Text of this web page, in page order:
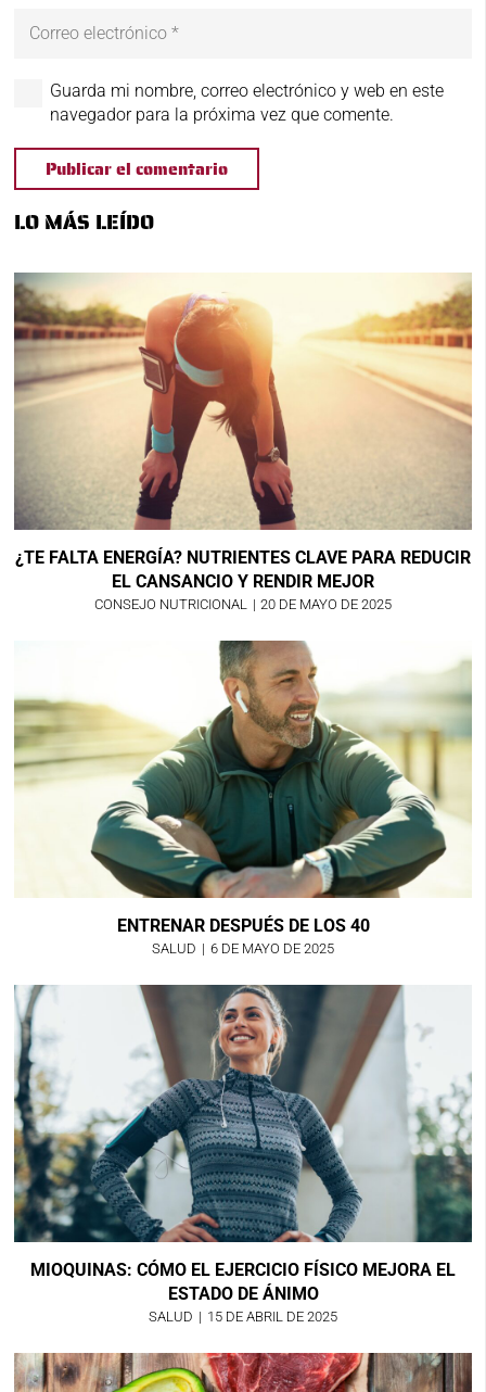
Guarda mi nombre, correo electrónico y web en este
navegador para la próxima vez que comente.
Publicar el comentario
LO MÁS LEÍDO
¿TE FALTA ENERGÍA? NUTRIENTES CLAVE PARA REDUCIR
EL CANSANCIO Y RENDIR MEJOR
CONSEJO NUTRICIONAL | 20 DE MAYO DE 2025
ENTRENAR DESPUÉS DE LOS 40
SALUD | 6 DE MAYO DE 2025
MIOQUINAS: CÓMO EL EJERCICIO FÍSICO MEJORA EL
ESTADO DE ÁNIMO
SALUD | 15 DE ABRIL DE 2025